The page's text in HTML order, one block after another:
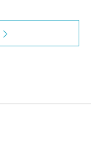
劑費、活組織
治療。
易【健康網購
本服務/產品。